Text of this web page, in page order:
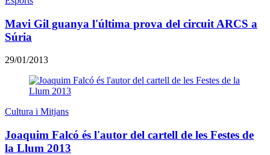
Mavi Gil guanya l'última prova del circuit ARCS a
Súria
29/01/2013
Cultura i Mitjans
Joaquim Falcó és l'autor del cartell de les Festes de
la Llum 2013